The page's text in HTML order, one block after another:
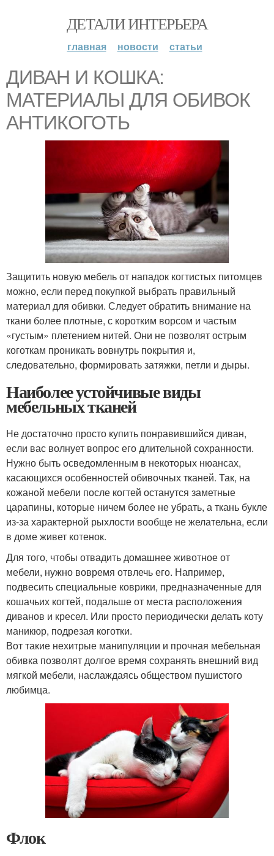
ДЕТАЛИ ИНТЕРЬЕРА
главная новости статьи
ДИВАН И КОШКА:
МАТЕРИАЛЫ ДЛЯ ОБИВОК
АНТИКОГОТЬ
Защитить новую мебель от нападок когтистых питомцев
можно, если перед покупкой выбрать правильный
материал для обивки. Следует обратить внимание на
ткани более плотные, с коротким ворсом и частым
«густым» плетением нитей. Они не позволят острым
коготкам проникать вовнутрь покрытия и,
следовательно, формировать затяжки, петли и дыры.
Наиболее устойчивые виды
мебельных тканей
Не достаточно просто купить понравившийся диван,
если вас волнует вопрос его длительной сохранности.
Нужно быть осведомленным в некоторых нюансах,
касающихся особенностей обивочных тканей. Так, на
кожаной мебели после когтей останутся заметные
царапины, которые ничем более не убрать, а ткань букле
из-за характерной рыхлости вообще не желательна, если
в доме живет котенок.
Для того, чтобы отвадить домашнее животное от
мебели, нужно вовремя отвлечь его. Например,
подвесить специальные коврики, предназначенные для
кошачьих когтей, подальше от места расположения
диванов и кресел. Или просто периодически делать коту
маникюр, подрезая коготки.
Вот такие нехитрые манипуляции и прочная мебельная
обивка позволят долгое время сохранять внешний вид
мягкой мебели, наслаждаясь обществом пушистого
любимца.
Флок